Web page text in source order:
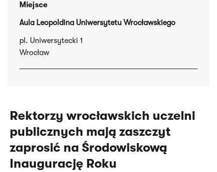
Miejsce
Aula Leopoldina Uniwersytetu Wrocławskiego
pl. Uniwersytecki 1
Wrocław
Rektorzy wrocławskich uczelni
publicznych mają zaszczyt
zaprosić na Środowiskową
Inaugurację Roku